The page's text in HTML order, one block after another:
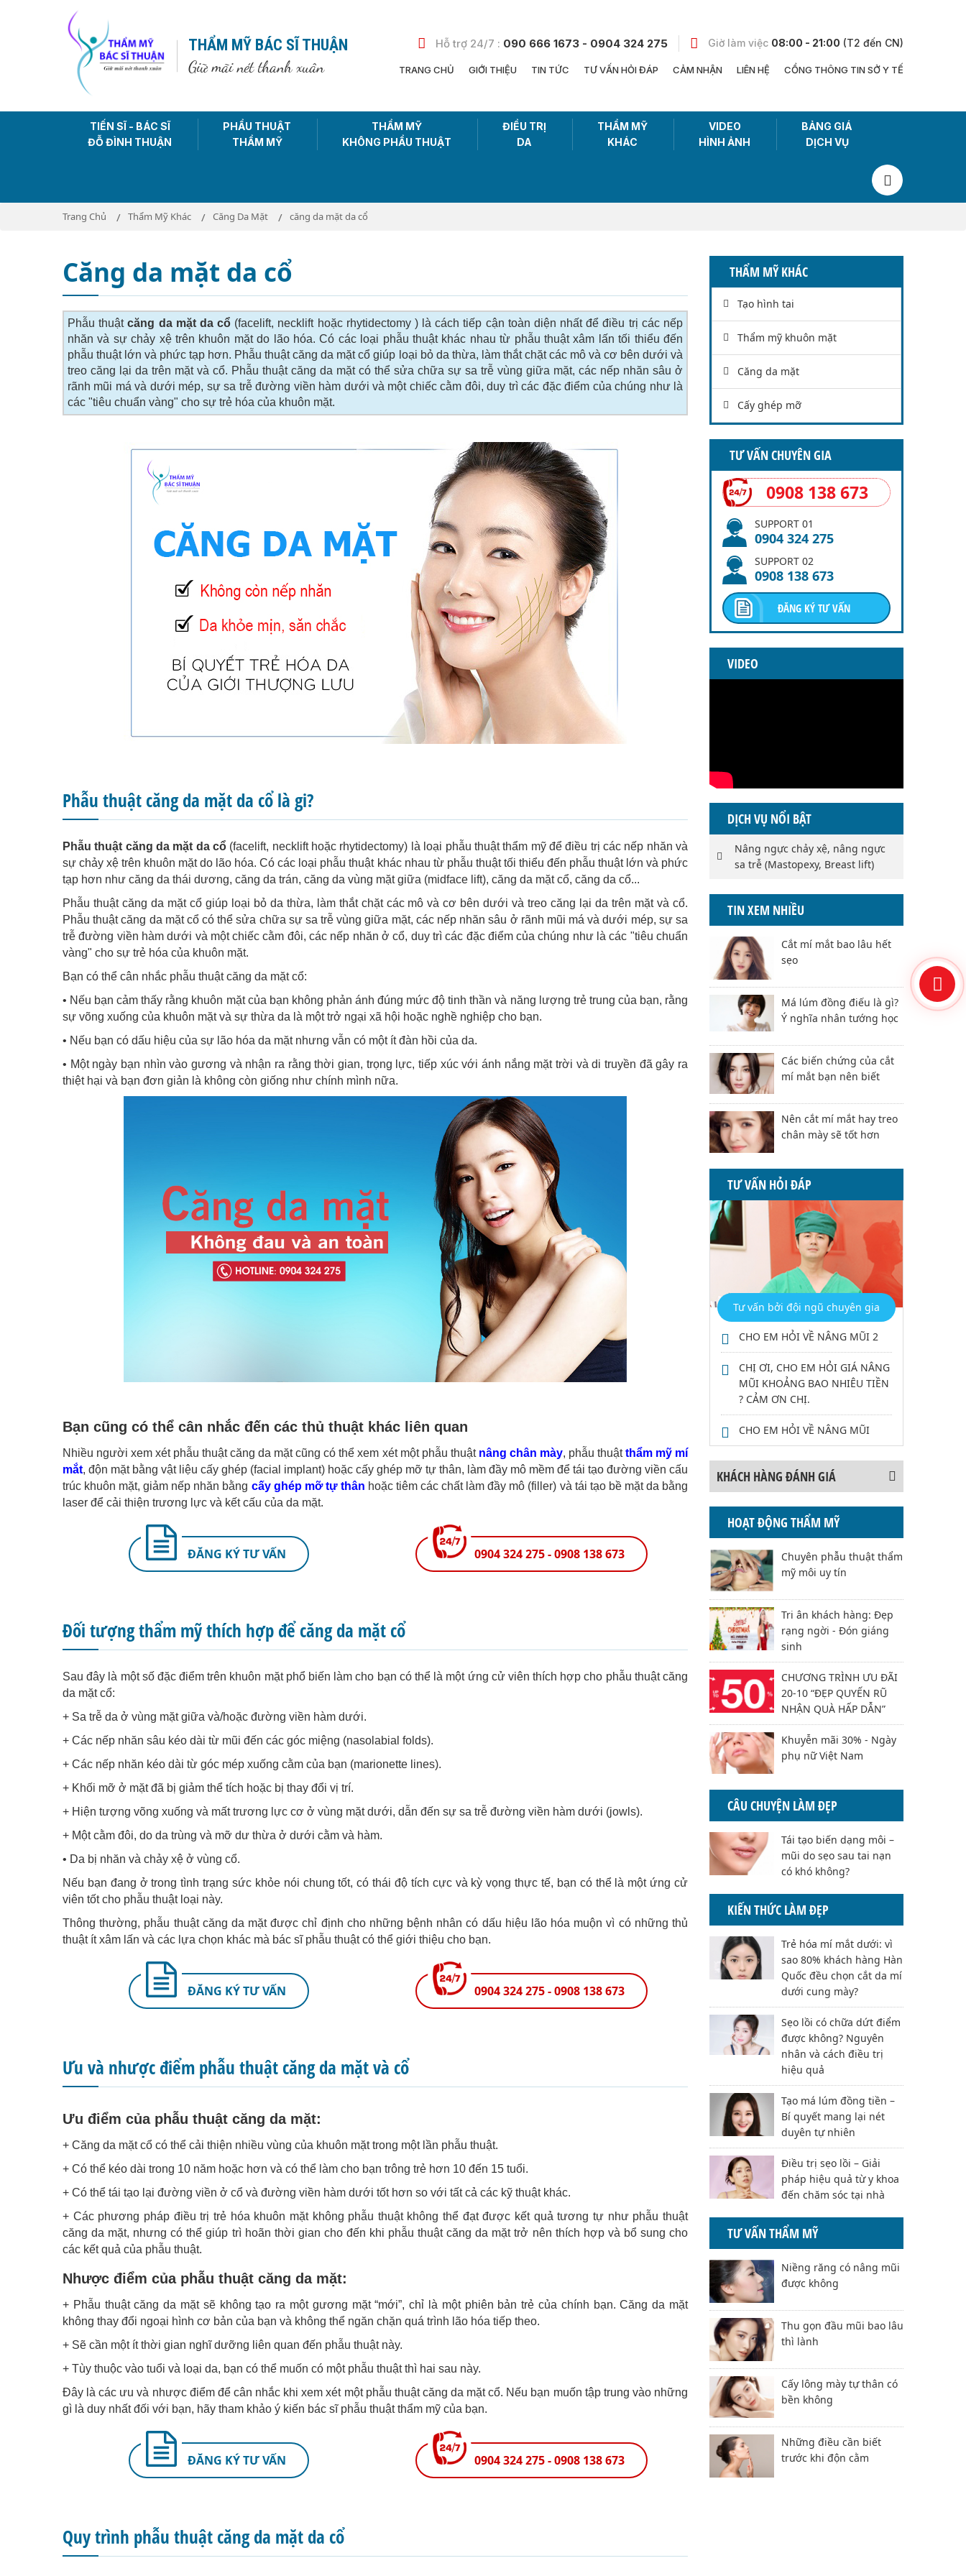
THẨM MỸ BÁC SĨ THUẬN
Giữ mãi nét thanh xuân
Hỗ trợ 24/7 : 090 666 1673 - 0904 324 275 Giờ làm việc 08:00 - 21:00 (T2 đến CN)
TRANG CHỦ GIỚI THIỆU TIN TỨC TƯ VẤN HỎI ĐÁP CẢM NHẬN LIÊN HỆ CỔNG THÔNG TIN SỞ Y TẾ
TIẾN SĨ - BÁC SĨ
ĐỖ ĐÌNH THUẬN
PHẨU THUẬT
THẨM MỸ
THẨM MỸ
KHÔNG PHẨU THUẬT
ĐIỀU TRỊ
DA
THẨM MỸ
KHÁC
VIDEO
HÌNH ẢNH
BẢNG GIÁ
DỊCH VỤ
Trang Chủ Thẩm Mỹ Khác Căng Da Mặt căng da mặt da cổ
Căng da mặt da cổ
Phẫu thuậtcăng da mặt da cổ (facelift, necklift hoặc rhytidectomy ) là cách tiếp cận toàn diện nhất để điều trị các nếp
nhăn và sự chảy xệ trên khuôn mặt do lão hóa. Có các loại phẫu thuật khác nhau từ phẫu thuật xâm lấn tối thiểu đến
phẫu thuật lớn và phức tạp hơn. Phẫu thuật căng da mặt cổ giúp loại bỏ da thừa, làm thắt chặt các mô và cơ bên dưới và
treo căng lại da trên mặt và cổ. Phẫu thuật căng da mặt có thể sửa chữa sự sa trễ vùng giữa mặt, các nếp nhăn sâu ở
rãnh mũi má và dưới mép, sự sa trễ đường viền hàm dưới và một chiếc cằm đôi, duy trì các đặc điểm của chúng như là
các "tiêu chuẩn vàng" cho sự trẻ hóa của khuôn mặt.
Phẫu thuật căng da mặt da cổ là gi?
Phẫu thuật căng da mặt da cổ (facelift, necklift hoặc rhytidectomy) là loại phẫu thuật thẩm mỹ để điều trị các nếp nhăn và
sự chảy xệ trên khuôn mặt do lão hóa. Có các loại phẫu thuật khác nhau từ phẫu thuật tối thiểu đến phẫu thuật lớn và phức
tạp hơn như căng da thái dương, căng da trán, căng da vùng mặt giữa (midface lift), căng da mặt cổ, căng da cổ...
Phẫu thuật căng da mặt cổ giúp loại bỏ da thừa, làm thắt chặt các mô và cơ bên dưới và treo căng lại da trên mặt và cổ.
Phẫu thuật căng da mặt cổ có thể sửa chữa sự sa trễ vùng giữa mặt, các nếp nhăn sâu ở rãnh mũi má và dưới mép, sự sa
trễ đường viền hàm dưới và một chiếc cằm đôi, các nếp nhăn ở cổ, duy trì các đặc điểm của chúng như là các "tiêu chuẩn
vàng" cho sự trẻ hóa của khuôn mặt.
Bạn có thể cân nhắc phẫu thuật căng da mặt cổ:
• Nếu bạn cảm thấy rằng khuôn mặt của bạn không phản ánh đúng mức độ tinh thần và năng lượng trẻ trung của bạn, rằng
sự võng xuống của khuôn mặt và sự thừa da là một trở ngại xã hội hoặc nghề nghiệp cho bạn.
• Nếu bạn có dấu hiệu của sự lão hóa da mặt nhưng vẫn có một ít đàn hồi của da.
• Một ngày bạn nhìn vào gương và nhận ra rằng thời gian, trọng lực, tiếp xúc với ánh nắng mặt trời và di truyền đã gây ra
thiệt hại và bạn đơn giản là không còn giống như chính mình nữa.
Bạn cũng có thể cân nhắc đến các thủ thuật khác liên quan
Nhiều người xem xét phẫu thuật căng da mặt cũng có thể xem xét một phẫu thuật nâng chân mày, phẫu thuậtthẩm mỹ mí
mắt, độn mặt bằng vật liệu cấy ghép (facial implant) hoặc cấy ghép mỡ tự thân, làm đầy mô mềm để tái tạo đường viền cấu
trúc khuôn mặt, giảm nếp nhăn bằng cấy ghép mỡ tự thân hoặc tiêm các chất làm đầy mô (filler) và tái tạo bề mặt da bằng
laser để cải thiện trương lực và kết cấu của da mặt.
ĐĂNG KÝ TƯ VẤN 0904 324 275 - 0908 138 673
Đối tượng thẩm mỹ thích hợp để căng da mặt cổ
Sau đây là một số đặc điểm trên khuôn mặt phổ biến làm cho bạn có thể là một ứng cử viên thích hợp cho phẫu thuật căng
da mặt cổ:
+ Sa trễ da ở vùng mặt giữa và/hoặc đường viền hàm dưới.
+ Các nếp nhăn sâu kéo dài từ mũi đến các góc miệng (nasolabial folds).
+ Các nếp nhăn kéo dài từ góc mép xuống cằm của bạn (marionette lines).
+ Khối mỡ ở mặt đã bị giảm thể tích hoặc bị thay đổi vị trí.
+ Hiện tượng võng xuống và mất trương lực cơ ở vùng mặt dưới, dẫn đến sự sa trễ đường viền hàm dưới (jowls).
+ Một cằm đôi, do da trùng và mỡ dư thừa ở dưới cằm và hàm.
• Da bị nhăn và chảy xệ ở vùng cổ.
Nếu bạn đang ở trong tình trạng sức khỏe nói chung tốt, có thái độ tích cực và kỳ vọng thực tế, bạn có thể là một ứng cử
viên tốt cho phẫu thuật loại này.
Thông thường, phẫu thuật căng da mặt được chỉ định cho những bệnh nhân có dấu hiệu lão hóa muộn vì có những thủ
thuật ít xâm lấn và các lựa chọn khác mà bác sĩ phẫu thuật có thể giới thiệu cho bạn.
ĐĂNG KÝ TƯ VẤN 0904 324 275 - 0908 138 673
Ưu và nhược điểm phẫu thuật căng da mặt và cổ
Ưu điểm của phẫu thuật căng da mặt:
+ Căng da mặt cổ có thể cải thiện nhiều vùng của khuôn mặt trong một lần phẫu thuật.
+ Có thể kéo dài trong 10 năm hoặc hơn và có thể làm cho bạn trông trẻ hơn 10 đến 15 tuổi.
+ Có thể tái tạo lại đường viền ở cổ và đường viền hàm dưới tốt hơn so với tất cả các kỹ thuật khác.
+ Các phương pháp điều trị trẻ hóa khuôn mặt không phẫu thuật không thể đạt được kết quả tương tự như phẫu thuật
căng da mặt, nhưng có thể giúp trì hoãn thời gian cho đến khi phẫu thuật căng da mặt trở nên thích hợp và bổ sung cho
các kết quả của phẫu thuật.
Nhược điểm của phẫu thuật căng da mặt:
+ Phẫu thuật căng da mặt sẽ không tạo ra một gương mặt “mới”, chỉ là một phiên bản trẻ của chính bạn. Căng da mặt
không thay đổi ngoại hình cơ bản của bạn và không thể ngăn chặn quá trình lão hóa tiếp theo.
+ Sẽ cần một ít thời gian nghĩ dưỡng liên quan đến phẫu thuật này.
+ Tùy thuộc vào tuổi và loại da, bạn có thể muốn có một phẫu thuật thì hai sau này.
Đây là các ưu và nhược điểm để cân nhắc khi xem xét một phẫu thuật căng da mặt cổ. Nếu bạn muốn tập trung vào những
gì là duy nhất đối với bạn, hãy tham khảo ý kiến bác sĩ phẫu thuật thẩm mỹ của bạn.
ĐĂNG KÝ TƯ VẤN 0904 324 275 - 0908 138 673
Quy trình phẫu thuật căng da mặt da cổ
THẨM MỸ KHÁC
Tạo hình tai
Thẩm mỹ khuôn mặt
Căng da mặt
Cấy ghép mỡ
TƯ VẤN CHUYÊN GIA
0908 138 673
SUPPORT 01
0904 324 275
SUPPORT 02
0908 138 673
ĐĂNG KÝ TƯ VẤN
VIDEO
DỊCH VỤ NỔI BẬT
Nâng ngực chảy xệ, nâng ngực
sa trễ (Mastopexy, Breast lift)
TIN XEM NHIỀU
Cắt mí mắt bao lâu hết
sẹo
Má lúm đồng điếu là gì?
Ý nghĩa nhân tướng học
Các biến chứng của cắt
mí mắt bạn nên biết
Nên cắt mí mắt hay treo
chân mày sẽ tốt hơn
TƯ VẤN HỎI ĐÁP
Tư vấn bởi đội ngũ chuyên gia
CHO EM HỎI VỀ NÂNG MŨI 2
CHỊ ƠI, CHO EM HỎI GIÁ NÂNG
MŨI KHOẢNG BAO NHIÊU TIỀN
? CẢM ƠN CHỊ.
CHO EM HỎI VỀ NÂNG MŨI
KHÁCH HÀNG ĐÁNH GIÁ
HOẠT ĐỘNG THẨM MỸ
Chuyên phẫu thuật thẩm
mỹ môi uy tín
Tri ân khách hàng: Đẹp
rạng ngời - Đón giáng
sinh
CHƯƠNG TRÌNH ƯU ĐÃI
20-10 “ĐẸP QUYẾN RŨ
NHẬN QUÀ HẤP DẪN”
Khuyễn mãi 30% - Ngày
phụ nữ Việt Nam
CÂU CHUYỆN LÀM ĐẸP
Tái tạo biến dạng môi –
mũi do sẹo sau tai nạn
có khó không?
KIẾN THỨC LÀM ĐẸP
Trẻ hóa mí mắt dưới: vì
sao 80% khách hàng Hàn
Quốc đều chọn cắt da mí
dưới cung mày?
Sẹo lồi có chữa dứt điểm
được không? Nguyên
nhân và cách điều trị
hiệu quả
Tạo má lúm đồng tiền –
Bí quyết mang lại nét
duyên tự nhiên
Điều trị sẹo lồi – Giải
pháp hiệu quả từ y khoa
đến chăm sóc tại nhà
TƯ VẤN THẨM MỸ
Niềng răng có nâng mũi
được không
Thu gọn đầu mũi bao lâu
thì lành
Cấy lông mày tự thân có
bền không
Những điều cần biết
trước khi độn cằm